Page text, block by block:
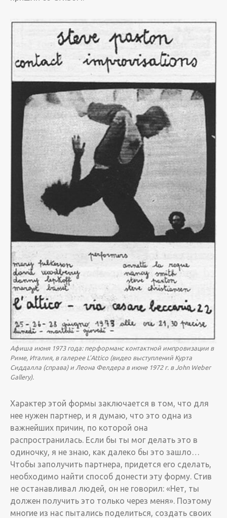
Афиша июня 1973 года: перформанс контактной импровизации в
Риме, Италия, в галерее L’Attico (видео выступлений Курта
Сиддалла (справа) и Леона Фелдера в июне 1972 г. в John Weber
Gallery).
Характер этой формы заключается в том, что для
нее нужен партнер, и я думаю, что это одна из
важнейших причин, по которой она
распространилась. Если бы ты мог делать это в
одиночку, я не знаю, как далеко бы это зашло…
Чтобы заполучить партнера, придется его сделать,
необходимо найти способ донести эту форму. Стив
не останавливал людей, он не говорил: «Нет, ты
должен получить это только через меня». Поэтому
многие из нас пытались поделиться, создать своих